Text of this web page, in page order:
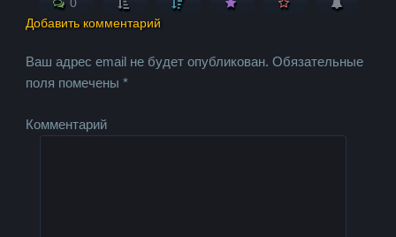
Добавить комментарий
Ваш адрес email не будет опубликован. Обязательные
поля помечены*
Комментарий